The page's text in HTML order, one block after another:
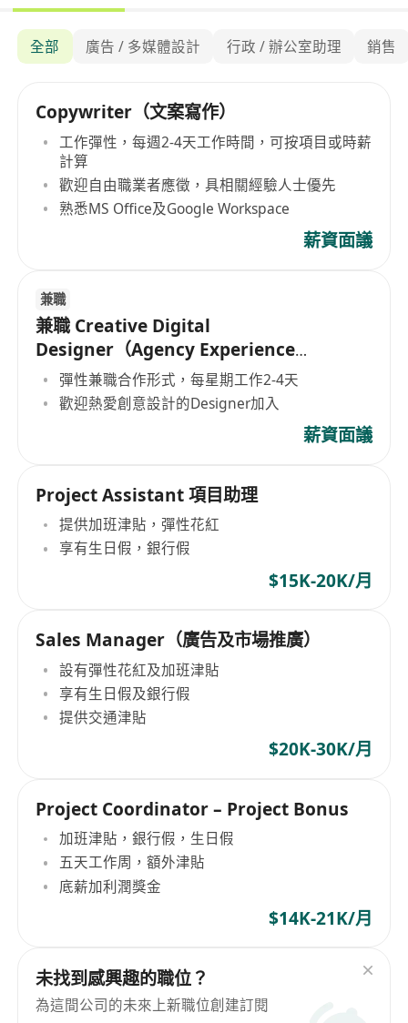
全部 廣告 / 多媒體設計 行政 / 辦公室助理 銷售
Copywriter（文案寫作）
工作彈性，每週2-4天工作時間，可按項目或時薪
計算
歡迎自由職業者應徵，具相關經驗人士優先
熟悉MS Office及Google Workspace
薪資面議
兼職
兼職 Creative Digital
Designer（Agency Experience
Preferred）
彈性兼職合作形式，每星期工作2-4天
歡迎熱愛創意設計的Designer加入
薪資面議
Project Assistant 項目助理
提供加班津貼，彈性花紅
享有生日假，銀行假
$15K-20K/月
Sales Manager（廣告及市場推廣）
設有彈性花紅及加班津貼
享有生日假及銀行假
提供交通津貼
$20K-30K/月
Project Coordinator – Project Bonus
加班津貼，銀行假，生日假
五天工作周，額外津貼
底薪加利潤獎金
$14K-21K/月
未找到感興趣的職位？
為這間公司的未來上新職位創建訂閱